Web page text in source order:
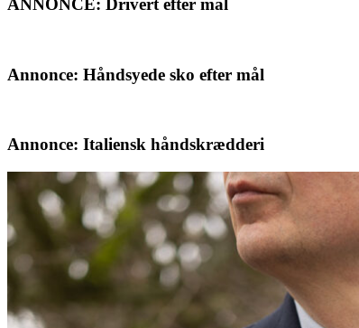
ANNONCE: Drivert efter mål
Annonce: Håndsyede sko efter mål
Annonce: Italiensk håndskrædderi